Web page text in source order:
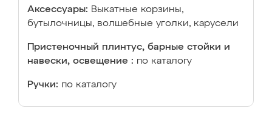
Аксессуары: Выкатные корзины,
бутылочницы, волшебные уголки, карусели
Пристеночный плинтус, барные стойки и
навески, освещение : по каталогу
Ручки: по каталогу